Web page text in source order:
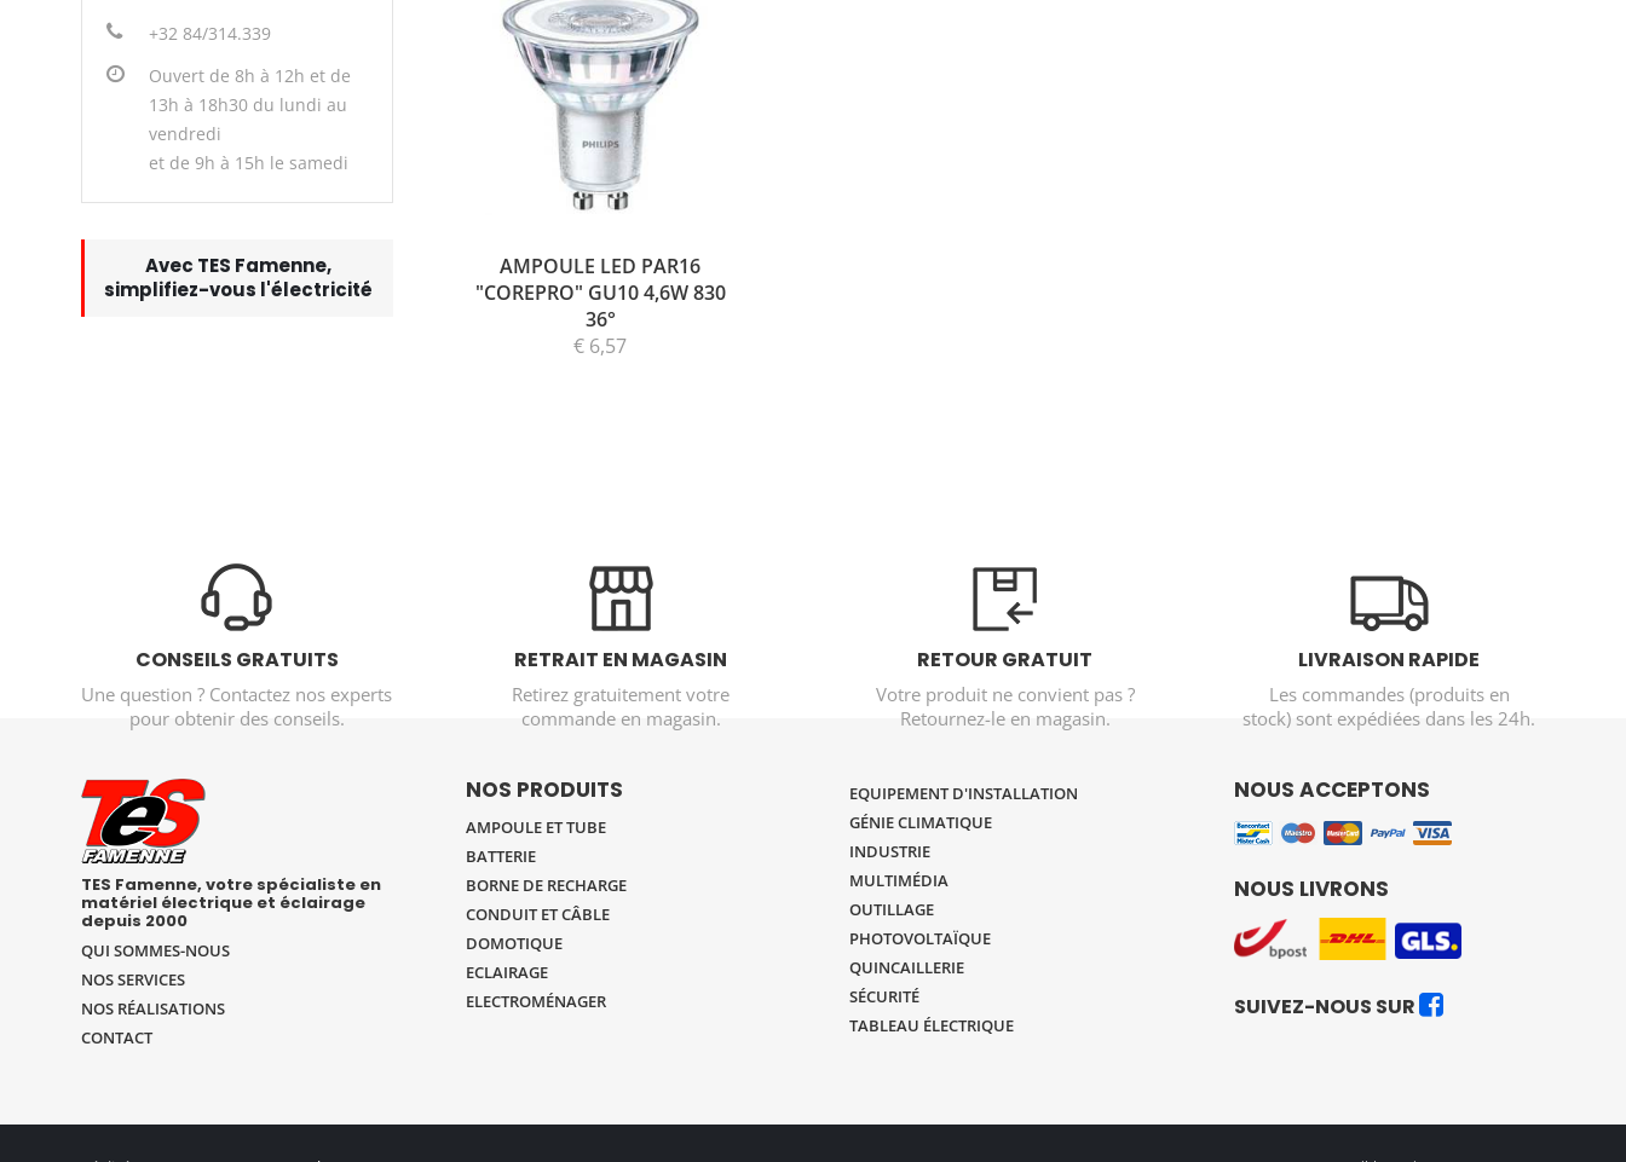
AMPOULE LED PAR16
"COREPRO" GU10 4,6W 830
36°
€ 6,57
+32 84/314.339
Ouvert de 8h à 12h et de
13h à 18h30 du lundi au
vendredi
et de 9h à 15h le samedi
Avec TES Famenne,
simplifiez-vous l'électricité
CONSEILS GRATUITS
Une question ? Contactez nos experts
pour obtenir des conseils.
RETRAIT EN MAGASIN
Retirez gratuitement votre
commande en magasin.
RETOUR GRATUIT
Votre produit ne convient pas ?
Retournez-le en magasin.
LIVRAISON RAPIDE
Les commandes (produits en
stock) sont expédiées dans les 24h.
TES Famenne, votre spécialiste en
matériel électrique et éclairage
depuis 2000
QUI SOMMES-NOUS
NOS SERVICES
NOS RÉALISATIONS
CONTACT
NOS PRODUITS
AMPOULE ET TUBE
BATTERIE
BORNE DE RECHARGE
CONDUIT ET CÂBLE
DOMOTIQUE
ECLAIRAGE
ELECTROMÉNAGER
EQUIPEMENT D'INSTALLATION
GÉNIE CLIMATIQUE
INDUSTRIE
MULTIMÉDIA
OUTILLAGE
PHOTOVOLTAÏQUE
QUINCAILLERIE
SÉCURITÉ
TABLEAU ÉLECTRIQUE
NOUS ACCEPTONS
NOUS LIVRONS
SUIVEZ-NOUS SUR